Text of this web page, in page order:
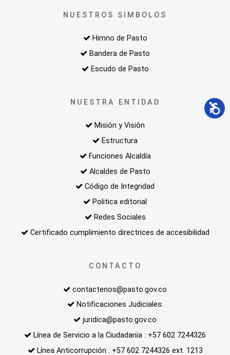
NUESTROS SIMBOLOS
Himno de Pasto
Bandera de Pasto
Escudo de Pasto
NUESTRA ENTIDAD
Misión y Visión
Estructura
Funciones Alcaldía
Alcaldes de Pasto
Código de Integridad
Politica editorial
Redes Sociales
Certificado cumplimiento directrices de accesibilidad
CONTACTO
contactenos@pasto.gov.co
Notificaciones Judiciales:
juridica@pasto.gov.co
Línea de Servicio a la Ciudadania : +57 602 7244326
Línea Anticorrupción : +57 602 7244326 ext. 1213